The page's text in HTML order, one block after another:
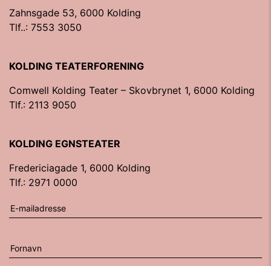
KOLDING TEATERFORENING
Comwell Kolding Teater – Skovbrynet 1, 6000 Kolding
Tlf.: 2113 9050
Zahnsgade 53, 6000 Kolding
Tlf..: 7553 3050
KOLDING EGNSTEATER
Fredericiagade 1, 6000 Kolding
Tlf.: 2971 0000